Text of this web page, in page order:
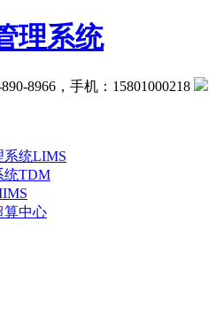
8966，手机：15801000218
系统LIMS
统TDM
算中心